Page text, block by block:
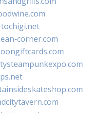
corner.com